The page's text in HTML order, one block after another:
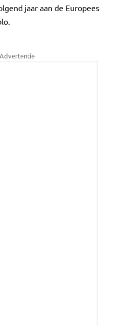
jaar aan de Europees
Advertentie